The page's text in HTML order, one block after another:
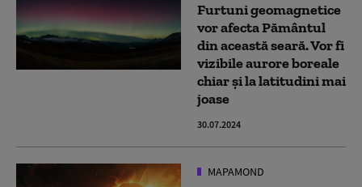
Furtuni geomagnetice
vor afecta Pământul
din această seară. Vor fi
vizibile aurore boreale
chiar şi la latitudini mai
joase
30.07.2024
MAPAMOND